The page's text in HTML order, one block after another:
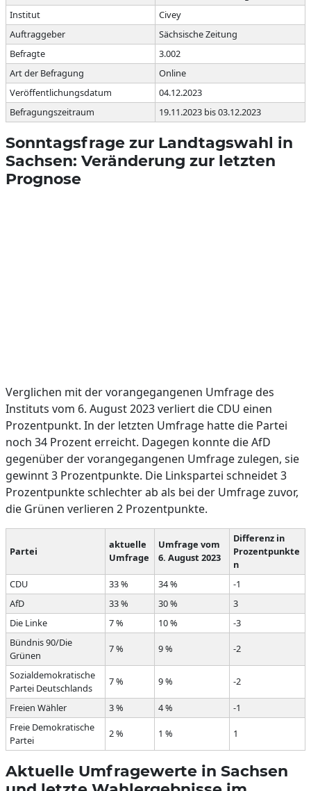
Institut
Civey
Auftraggeber
Sächsische Zeitung
Befragte
3.002
Art der Befragung
Online
Veröffentlichungsdatum
04.12.2023
Befragungszeitraum
19.11.2023 bis 03.12.2023
Sonntagsfrage zur Landtagswahl in
Sachsen: Veränderung zur letzten
Prognose
Verglichen mit der vorangegangenen Umfrage des
Instituts vom 6. August 2023 verliert die CDU einen
Prozentpunkt. In der letzten Umfrage hatte die Partei
noch 34 Prozent erreicht. Dagegen konnte die AfD
gegenüber der vorangegangenen Umfrage zulegen, sie
gewinnt 3 Prozentpunkte. Die Linkspartei schneidet 3
Prozentpunkte schlechter ab als bei der Umfrage zuvor,
die Grünen verlieren 2 Prozentpunkte.
Partei
aktuelle
Umfrage
Umfrage vom
6. August 2023
Differenz in
Prozentpunkte
n
CDU
33 % 34 %
-1
AfD
33 % 30 %
3
Die Linke
7 % 10 %
-3
Bündnis 90/Die
Grünen
7 % 9 % -2
Sozialdemokratische
Partei Deutschlands
7 % 9 % -2
Freien Wähler 3 % 4 %
-1
Freie Demokratische
Partei
2 % 1 % 1
Aktuelle Umfragewerte in Sachsen